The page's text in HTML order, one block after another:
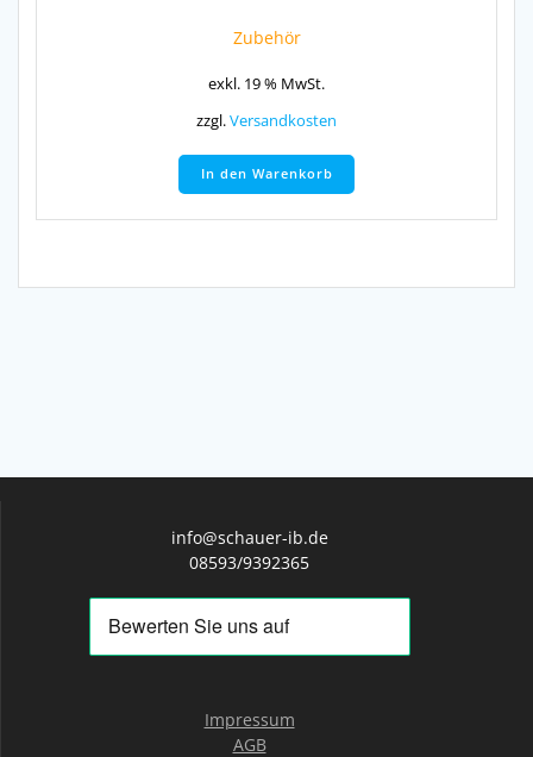
Zubehör
exkl. 19 % MwSt.
zzgl.Versandkosten
In den Warenkorb
info@schauer-ib.de
08593/9392365
Impressum
AGB